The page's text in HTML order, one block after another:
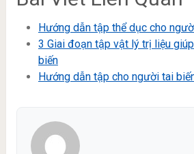
Hướng dẫn tập thể dục cho
3 Giai đoạn tập vật lý trị liệu
biến
Hướng dẫn tập cho người tai